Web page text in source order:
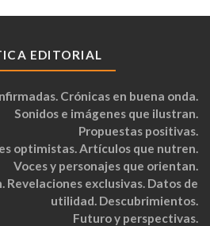
EDITORIAL
Crónicas en buena onda.
Sonidos e imágenes que ilustran.
Propuestas positivas.
optimistas. Artículos que nutren.
Voces y personajes que orientan.
Revelaciones exclusivas. Datos de
utilidad. Descubrimientos.
Futuro y perspectivas.